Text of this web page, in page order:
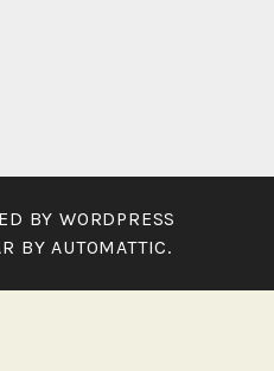
BY WORDPRESS
BYAUTOMATTIC.